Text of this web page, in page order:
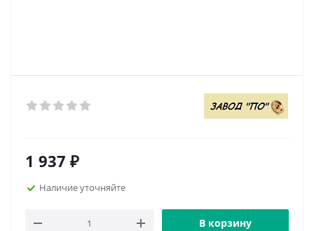
1 937 ₽
Наличие уточняйте
В корзину